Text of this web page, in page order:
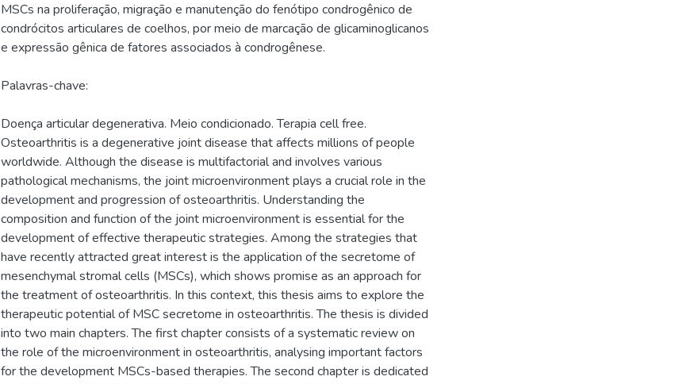
MSCs na proliferação, migração e manutenção do fenótipo condrogênico de
condrócitos articulares de coelhos, por meio de marcação de glicaminoglicanos
e expressão gênica de fatores associados à condrogênese.
Palavras-chave:
Doença articular degenerativa. Meio condicionado. Terapia cell free.
Osteoarthritis is a degenerative joint disease that affects millions of people
worldwide. Although the disease is multifactorial and involves various
pathological mechanisms, the joint microenvironment plays a crucial role in the
development and progression of osteoarthritis. Understanding the
composition and function of the joint microenvironment is essential for the
development of effective therapeutic strategies. Among the strategies that
have recently attracted great interest is the application of the secretome of
mesenchymal stromal cells (MSCs), which shows promise as an approach for
the treatment of osteoarthritis. In this context, this thesis aims to explore the
therapeutic potential of MSC secretome in osteoarthritis. The thesis is divided
into two main chapters. The first chapter consists of a systematic review on
the role of the microenvironment in osteoarthritis, analysing important factors
for the development MSCs-based therapies. The second chapter is dedicated